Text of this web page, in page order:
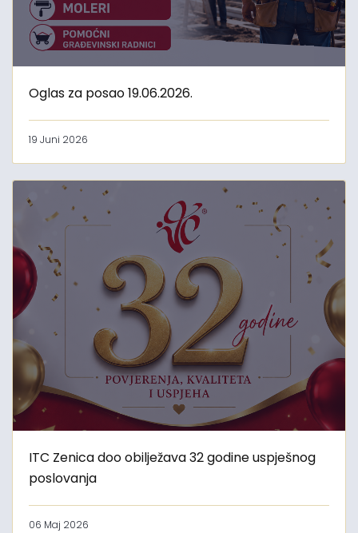
Oglas za posao 19.06.2026.
19 Juni 2026
ITC Zenica doo obilježava 32 godine uspješnog
poslovanja
06 Maj 2026